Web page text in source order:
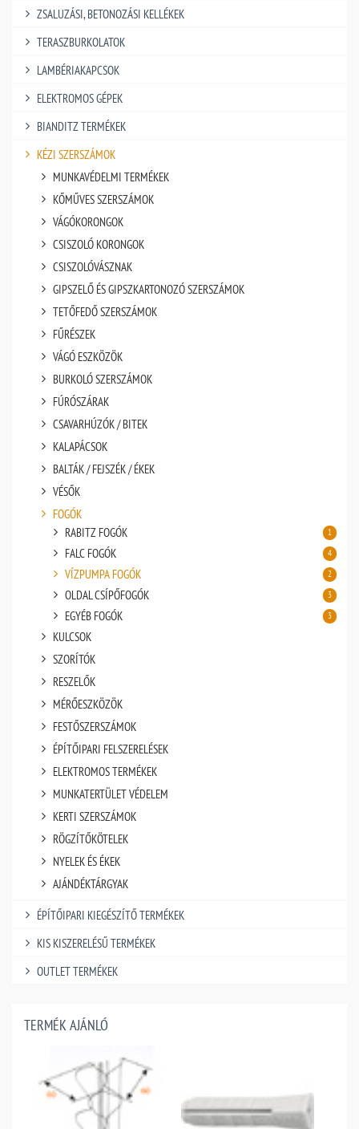
ZSALUZÁSI, BETONOZÁSI KELLÉKEK
TERASZBURKOLATOK
LAMBÉRIAKAPCSOK
ELEKTROMOS GÉPEK
BIANDITZ TERMÉKEK
KÉZI SZERSZÁMOK
MUNKAVÉDELMI TERMÉKEK
KŐMŰVES SZERSZÁMOK
VÁGÓKORONGOK
CSISZOLÓ KORONGOK
CSISZOLÓVÁSZNAK
GIPSZELŐ ÉS GIPSZKARTONOZÓ SZERSZÁMOK
TETŐFEDŐ SZERSZÁMOK
FŰRÉSZEK
VÁGÓ ESZKÖZÖK
BURKOLÓ SZERSZÁMOK
FÚRÓSZÁRAK
CSAVARHÚZÓK / BITEK
KALAPÁCSOK
BALTÁK / FEJSZÉK / ÉKEK
VÉSŐK
FOGÓK
RABITZ FOGÓK
1
FALC FOGÓK 4
VÍZPUMPA FOGÓK 2
OLDAL CSÍPŐFOGÓK 3
EGYÉB FOGÓK 3
KULCSOK
SZORÍTÓK
RESZELŐK
MÉRŐESZKÖZÖK
FESTŐSZERSZÁMOK
ÉPÍTŐIPARI FELSZERELÉSEK
ELEKTROMOS TERMÉKEK
MUNKATERTÜLET VÉDELEM
KERTI SZERSZÁMOK
RÖGZÍTŐKÖTELEK
NYELEK ÉS ÉKEK
AJÁNDÉKTÁRGYAK
ÉPÍTŐIPARI KIEGÉSZÍTŐ TERMÉKEK
KIS KISZERELÉSŰ TERMÉKEK
OUTLET TERMÉKEK
TERMÉK AJÁNLÓ